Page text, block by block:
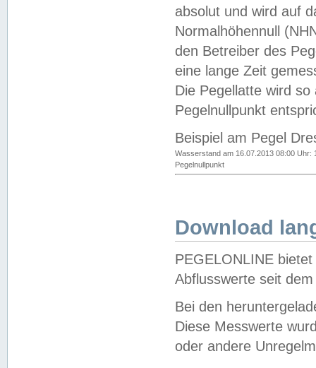
absolut und wird auf
Normalhöhennull
den Betreiber des
eine lange Zeit
Die Pegellatte wird
Pegelnullpunkt
Beispiel am Pegel
Wasserstand am 16.07.2013 08:00 Uhr:
Pegelnullpunkt
Download
PEGELONLINE
Abflusswerte seit
Bei den
Diese Messwerte
oder andere